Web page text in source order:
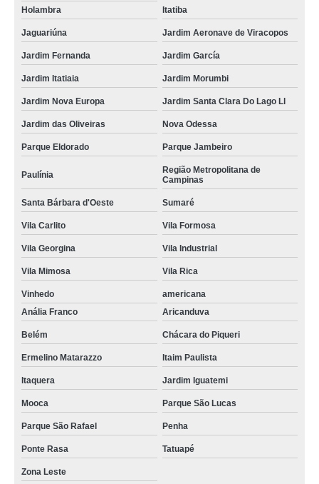
Holambra
Itatiba
Jaguariúna Jardim Aeronave de Viracopos
Jardim Fernanda Jardim García
Jardim Itatiaia Jardim Morumbi
Jardim Nova Europa Jardim Santa Clara Do Lago Ll
Jardim das Oliveiras Nova Odessa
Parque Eldorado Parque Jambeiro
Paulínia
Região Metropolitana de
Campinas
Santa Bárbara d'Oeste Sumaré
Vila Carlito Vila Formosa
Vila Georgina Vila Industrial
Vila Mimosa Vila Rica
Vinhedo
americana
Anália Franco
Aricanduva
Belém Chácara do Piqueri
Ermelino Matarazzo Itaim Paulista
Itaquera Jardim Iguatemi
Mooca Parque São Lucas
Parque São Rafael Penha
Ponte Rasa Tatuapé
Zona Leste